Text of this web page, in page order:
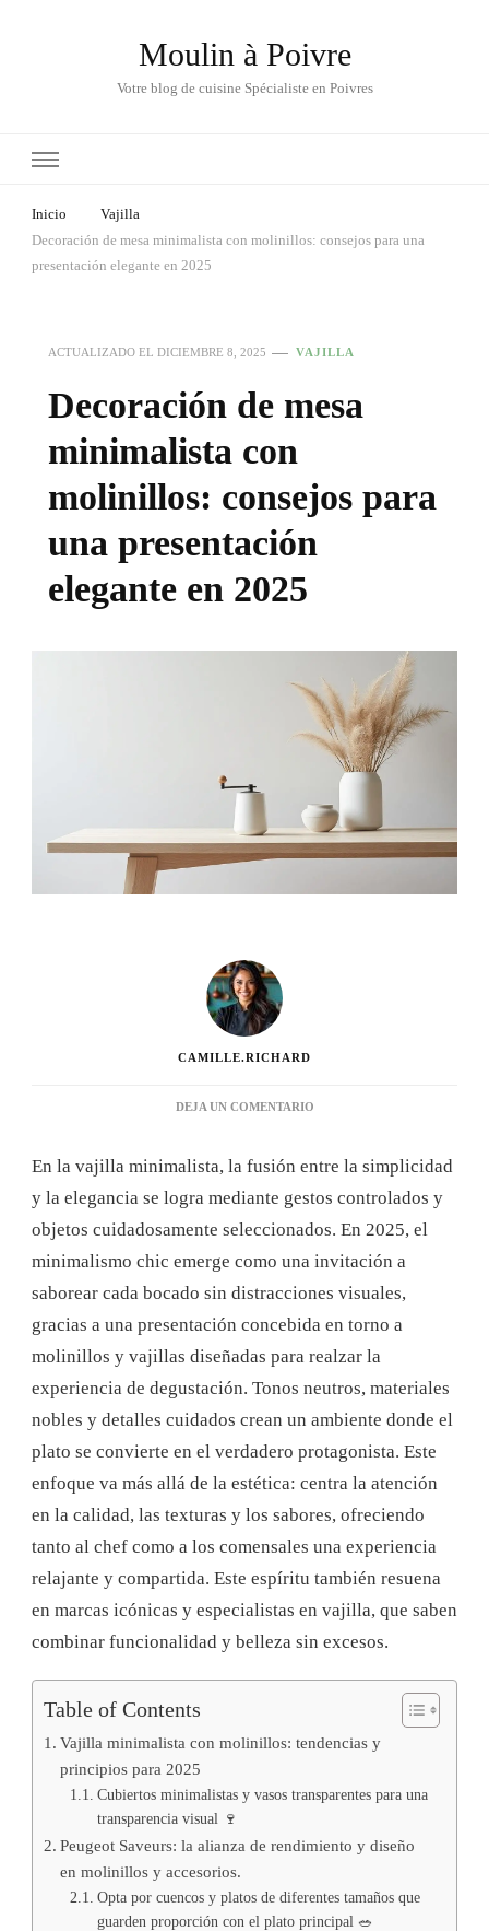
Moulin à Poivre
Votre blog de cuisine Spécialiste en Poivres
Inicio
Vajilla
Decoración de mesa minimalista con molinillos: consejos para una
presentación elegante en 2025
ACTUALIZADO EL DICIEMBRE 8, 2025 VAJILLA
Decoración de mesa
minimalista con
molinillos: consejos para
una presentación
elegante en 2025
CAMILLE.RICHARD
DEJA UN COMENTARIOEN
MESA
MINIMALISTA
MOLINILLOS:
PARA
UNA
ELEGANTE
EN
En la vajilla minimalista, la fusión entre la simplicidad
y la elegancia se logra mediante gestos controlados y
objetos cuidadosamente seleccionados. En 2025, el
minimalismo chic emerge como una invitación a
saborear cada bocado sin distracciones visuales,
gracias a una presentación concebida en torno a
molinillos y vajillas diseñadas para realzar la
experiencia de degustación. Tonos neutros, materiales
nobles y detalles cuidados crean un ambiente donde el
plato se convierte en el verdadero protagonista. Este
enfoque va más allá de la estética: centra la atención
en la calidad, las texturas y los sabores, ofreciendo
tanto al chef como a los comensales una experiencia
relajante y compartida. Este espíritu también resuena
en marcas icónicas y especialistas en vajilla, que saben
combinar funcionalidad y belleza sin excesos.
Table of Contents
Vajilla minimalista con molinillos: tendencias y
principios para 2025
Cubiertos minimalistas y vasos transparentes para una
transparencia visual 🍷
Peugeot Saveurs: la alianza de rendimiento y diseño
en molinillos y accesorios.
Opta por cuencos y platos de diferentes tamaños que
guarden proporción con el plato principal 🥗